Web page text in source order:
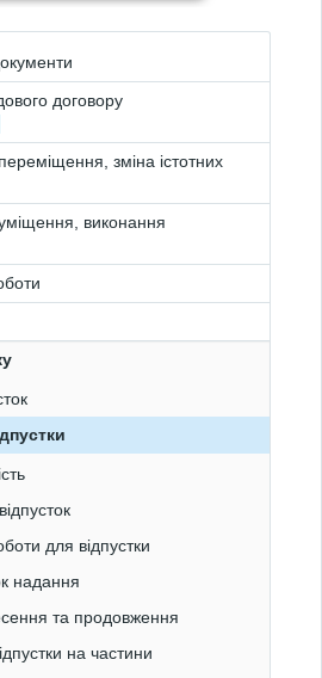
договору
зміна істотних
виконання
для відпустки
надання
та продовження
на частини